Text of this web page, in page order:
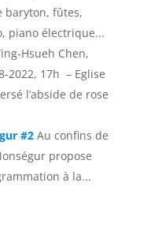
baryton, fûtes,
piano électrique...
Hsueh Chen,
2022, 17h – Eglise
l’abside de rose
#2 Au confins de
propose
à la...